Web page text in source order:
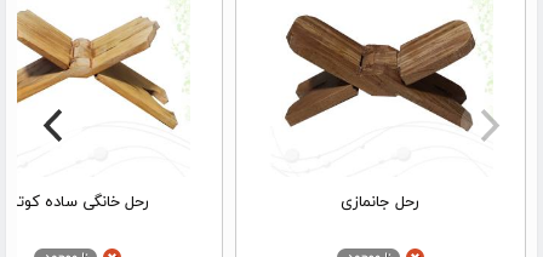
رحل جانمازی رحل خانگی ساده کوتاه